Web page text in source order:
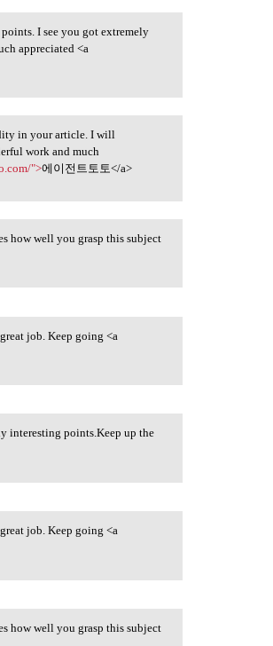
I see you got extremely
appreciated <a
in your article. I will
work and much
">에이전트토토</a>
how well you grasp this subject
job. Keep going <a
interesting points.Keep up the
job. Keep going <a
how well you grasp this subject